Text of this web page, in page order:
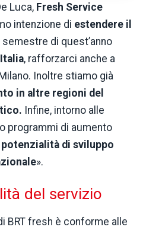
Luca, Fresh Service
intenzione di estendere il
di quest’anno
, rafforzarci anche a
Inoltre stiamo già
in altre regioni del
Infine, intorno alle
programmi di aumento
di sviluppo
».
del servizio
BRT fresh è conforme alle